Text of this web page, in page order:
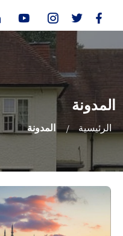
المدونة
الرئيسية المدونة